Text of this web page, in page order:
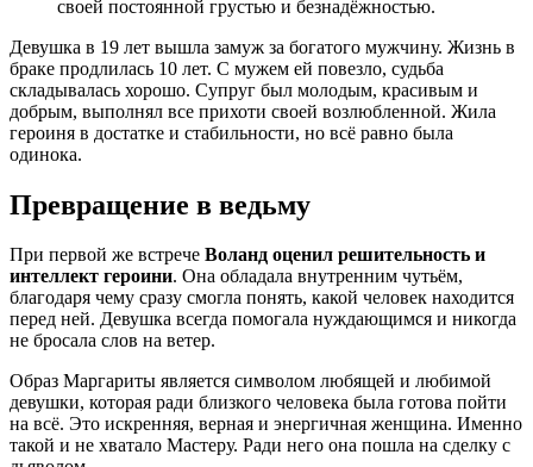
своей постоянной грустью и безнадёжностью.
Девушка в 19 лет вышла замуж за богатого мужчину. Жизнь в
браке продлилась 10 лет. С мужем ей повезло, судьба
складывалась хорошо. Супруг был молодым, красивым и
добрым, выполнял все прихоти своей возлюбленной. Жила
героиня в достатке и стабильности, но всё равно была
одинока.
Превращение в ведьму
При первой же встрече Воланд оценил решительность и
интеллект героини. Она обладала внутренним чутьём,
благодаря чему сразу смогла понять, какой человек находится
перед ней. Девушка всегда помогала нуждающимся и никогда
не бросала слов на ветер.
Образ Маргариты является символом любящей и любимой
девушки, которая ради близкого человека была готова пойти
на всё. Это искренняя, верная и энергичная женщина. Именно
такой и не хватало Мастеру. Ради него она пошла на сделку с